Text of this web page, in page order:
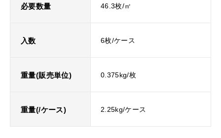
必要数量 46.3枚/㎡
入数 6枚/ケース
重量(販売単位) 0.375kg/枚
重量(/ケース) 2.25kg/ケース